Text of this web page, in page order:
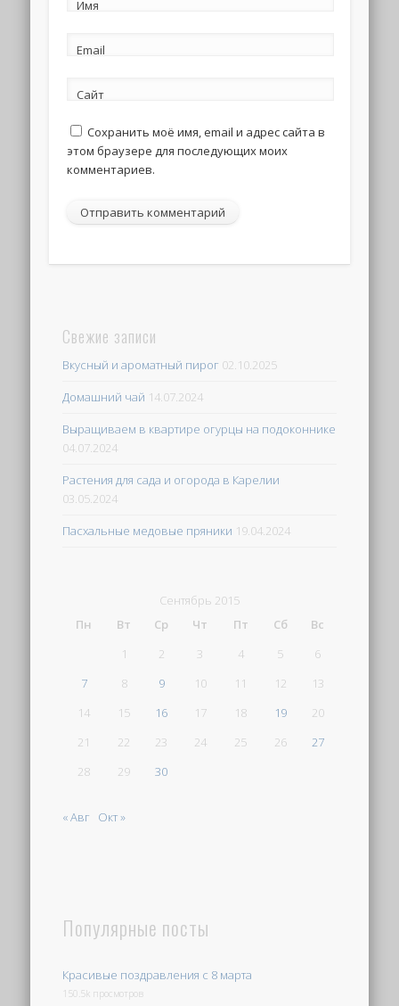
Имя
Email
Сайт
Сохранить моё имя, email и адрес сайта в
этом браузере для последующих моих
комментариев.
Свежие записи
Вкусный и ароматный пирог 02.10.2025
Домашний чай 14.07.2024
Выращиваем в квартире огурцы на подоконнике
04.07.2024
Растения для сада и огорода в Карелии
03.05.2024
Пасхальные медовые пряники 19.04.2024
Сентябрь 2015
Пн
Вт Ср Чт Пт Сб
Вс
1
2 3 4 5
6
7
8 9 10 11 12
13
14
15 16 17 18 19
20
21
22 23 24 25 26
27
28
29 30
« Авг Окт »
Популярные посты
Красивые поздравления с 8 марта
150.5k просмотров